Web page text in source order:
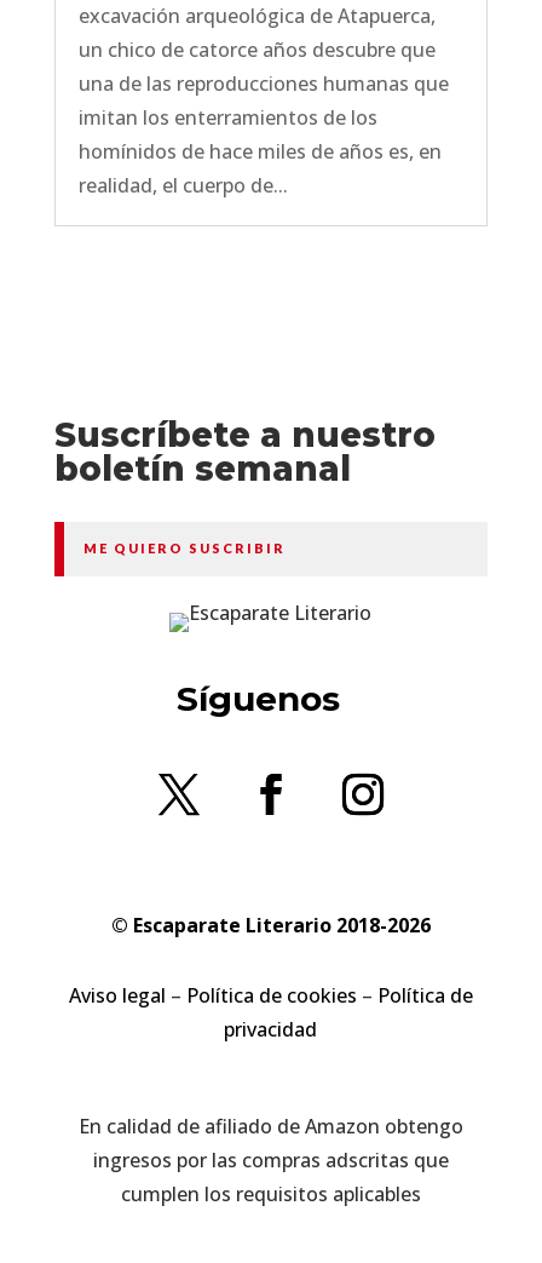
excavación arqueológica de Atapuerca,
un chico de catorce años descubre que
una de las reproducciones humanas que
imitan los enterramientos de los
homínidos de hace miles de años es, en
realidad, el cuerpo de...
Suscríbete a nuestro
boletín semanal
ME QUIERO SUSCRIBIR
Síguenos
© Escaparate Literario 2018-2026
Aviso legal – Política de cookies – Política de
privacidad
En calidad de afiliado de Amazon obtengo
ingresos por las compras adscritas que
cumplen los requisitos aplicables